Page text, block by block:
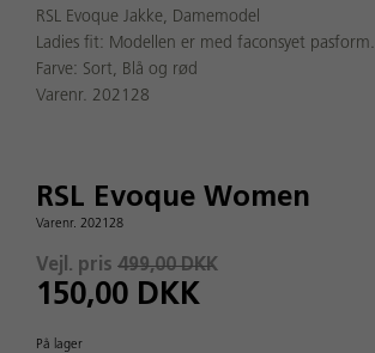
RSL Evoque Jakke, Damemodel
Ladies fit: Modellen er med faconsyet pasform.
Farve: Sort, Blå og rød
Varenr. 202128
RSL Evoque Women
Varenr. 202128
Vejl. pris 499,00 DKK
150,00 DKK
På lager